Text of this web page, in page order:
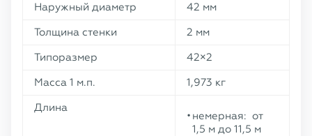
Наружный диаметр
42 мм
Толщина стенки
2 мм
Типоразмер
42×2
Масса 1 м.п.
1,973 кг
Длина
немерная: от
1,5 м до 11,5 м